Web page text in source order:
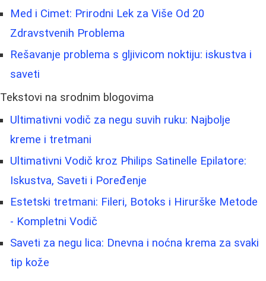
Med i Cimet: Prirodni Lek za Više Od 20
Zdravstvenih Problema
Rešavanje problema s gljivicom noktiju: iskustva i
saveti
Tekstovi na srodnim blogovima
Ultimativni vodič za negu suvih ruku: Najbolje
kreme i tretmani
Ultimativni Vodič kroz Philips Satinelle Epilatore:
Iskustva, Saveti i Poređenje
Estetski tretmani: Fileri, Botoks i Hirurške Metode
- Kompletni Vodič
Saveti za negu lica: Dnevna i noćna krema za svaki
tip kože